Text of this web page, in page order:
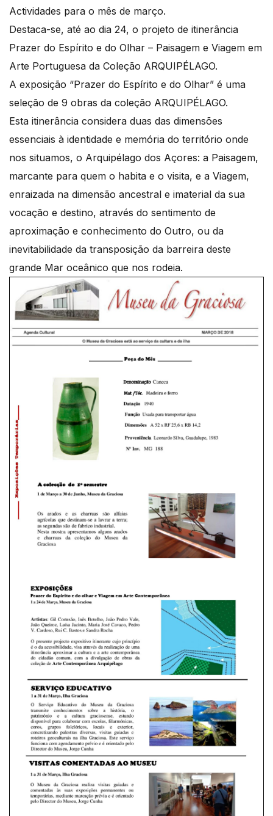
Actividades para o mês de março.
Destaca-se, até ao dia 24, o projeto de itinerância
Prazer do Espírito e do Olhar – Paisagem e Viagem em
Arte Portuguesa da Coleção ARQUIPÉLAGO.
A exposição “Prazer do Espírito e do Olhar” é uma
seleção de 9 obras da coleção ARQUIPÉLAGO.
Esta itinerância considera duas das dimensões
essenciais à identidade e memória do território onde
nos situamos, o Arquipélago dos Açores: a Paisagem,
marcante para quem o habita e o visita, e a Viagem,
enraizada na dimensão ancestral e imaterial da sua
vocação e destino, através do sentimento de
aproximação e conhecimento do Outro, ou da
inevitabilidade da transposição da barreira deste
grande Mar oceânico que nos rodeia.